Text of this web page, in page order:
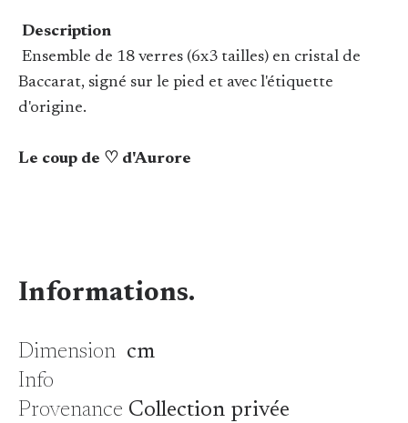
Description
Ensemble de 18 verres (6x3 tailles) en cristal de
Baccarat, signé sur le pied et avec l'étiquette
d'origine.
Le coup de ♡ d'Aurore
Informations.
Dimensioncm
Info
Provenance Collection privée